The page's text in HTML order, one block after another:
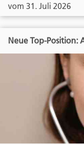
vom 31. Juli 2026
Neue Top-Position: